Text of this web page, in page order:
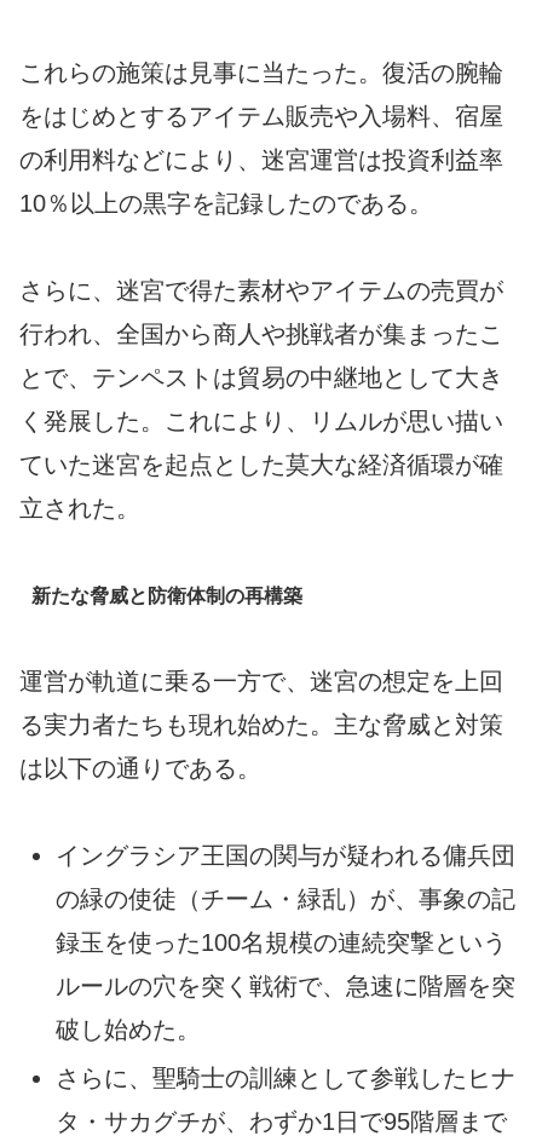
これらの施策は見事に当たった。復活の腕輪
をはじめとするアイテム販売や入場料、宿屋
の利用料などにより、迷宮運営は投資利益率
10％以上の黒字を記録したのである。
さらに、迷宮で得た素材やアイテムの売買が
行われ、全国から商人や挑戦者が集まったこ
とで、テンペストは貿易の中継地として大き
く発展した。これにより、リムルが思い描い
ていた迷宮を起点とした莫大な経済循環が確
立された。
新たな脅威と防衛体制の再構築
運営が軌道に乗る一方で、迷宮の想定を上回
る実力者たちも現れ始めた。主な脅威と対策
は以下の通りである。
イングラシア王国の関与が疑われる傭兵団
の緑の使徒（チーム・緑乱）が、事象の記
録玉を使った100名規模の連続突撃という
ルールの穴を突く戦術で、急速に階層を突
破し始めた。
さらに、聖騎士の訓練として参戦したヒナ
タ・サカグチが、わずか1日で95階層まで